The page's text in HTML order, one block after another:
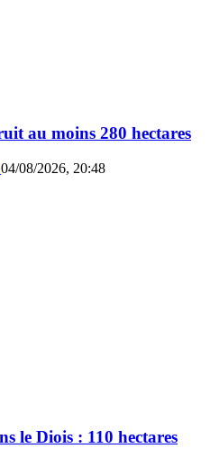
au moins 280 hectares
04/08/2026, 20:48
le Diois : 110 hectares